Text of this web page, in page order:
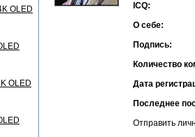
ICQ:
О себе:
Подпись:
Количество
Дата
Последнее
Отправить
OLED
OLED